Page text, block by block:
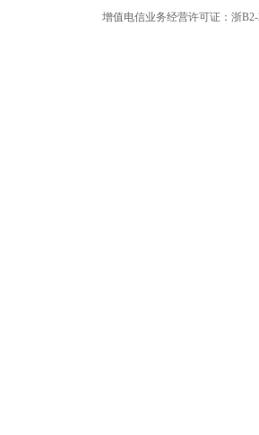
增值电信业务经营许可证：浙